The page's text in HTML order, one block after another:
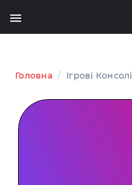
Головна / Ігрові Консолі